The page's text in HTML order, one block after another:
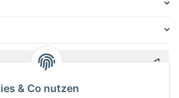
IhrerDatenschutzerklärung
& Co nutzen